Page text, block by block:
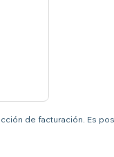
de facturación. Es